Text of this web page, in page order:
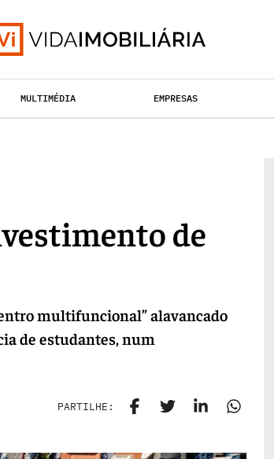
MULTIMÉDIA EMPRESAS
de
multifuncional” alavancado
de estudantes, num
PARTILHE: